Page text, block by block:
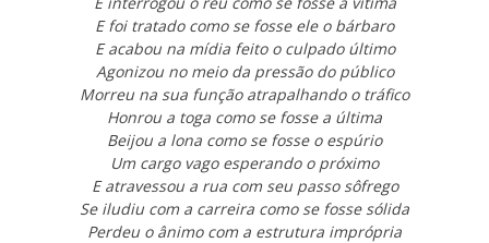
E foi tratado como se fosse ele o bárbaro
E acabou na mídia feito o culpado último
Agonizou no meio da pressão do público
Morreu na sua função atrapalhando o tráfico
Honrou a toga como se fosse a última
Beijou a lona como se fosse o espúrio
Um cargo vago esperando o próximo
E atravessou a rua com seu passo sôfrego
Se iludiu com a carreira como se fosse sólida
Perdeu o ânimo com a estrutura imprópria